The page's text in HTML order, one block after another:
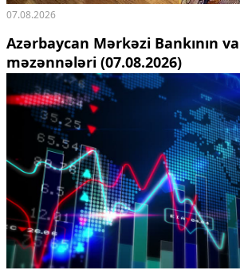
07.08.2026
Azərbaycan Mərkəzi Bankının
məzənnələri (07.08.2026)